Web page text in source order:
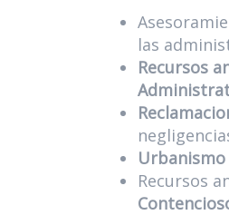
las
Recursos
Urbanismo
Recursos